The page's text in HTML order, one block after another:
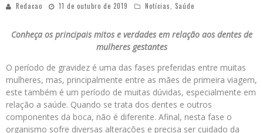
Redacao 11 de outubro de 2019 Notícias, Saúde
Conheça os principais mitos e verdades em relação aos dentes de
mulheres gestantes
O período de gravidez é uma das fases preferidas entre muitas
mulheres, mas, principalmente entre as mães de primeira viagem,
este também é um período de muitas dúvidas, especialmente em
relação a saúde. Quando se trata dos dentes e outros
componentes da boca, não é diferente. Afinal, nesta fase o
organismo sofre diversas alterações e precisa ser cuidado da